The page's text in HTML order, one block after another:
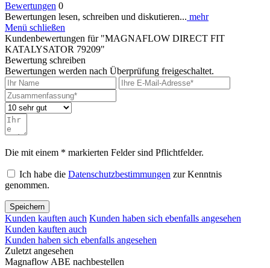
Bewertungen 0
Bewertungen lesen, schreiben und diskutieren... mehr
Menü schließen
Kundenbewertungen für "MAGNAFLOW DIRECT FIT
KATALYSATOR 79209"
Bewertung schreiben
Bewertungen werden nach Überprüfung freigeschaltet.
Die mit einem * markierten Felder sind Pflichtfelder.
Ich habe die Datenschutzbestimmungen zur Kenntnis
genommen.
Speichern
Kunden kauften auch Kunden haben sich ebenfalls angesehen
Kunden kauften auch
Kunden haben sich ebenfalls angesehen
Zuletzt angesehen
Magnaflow ABE nachbestellen